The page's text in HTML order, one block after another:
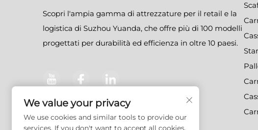
Scopri l'ampia gamma di attrezzature per il retail e la
logistica di Suzhou Yuanda, che offre più di 100 modelli
progettati per durabilità ed efficienza in oltre 10 paesi.
We value your privacy
We use cookies and similar tools to provide our
services. If you don't want to accept all cookies,